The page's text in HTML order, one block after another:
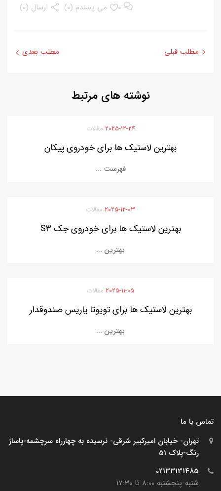
0 می پسندم (0
) ارسال (0)
مطلب قبلی مطلب بعدی
نوشته های مرتبط
2025-12-24 مقالات
بهترین لاستیک ها برای خودروی پیکان
فهرست ...
2025-12-03 مقالات
بهترین لاستیک ها برای خودروی جک S3
بهترین ...
2025-11-05 مقالات
بهترین لاستیک ها برای تویوتا یاریس صندوقدار
بهترین ...
تماس با ما
تهران- خیابان امیرکبیر شرقی- نرسیده به چهارراه سرچشمه-پاساژ
رنگ-پلاک 51
02133131485
شنبه-پنجشنبه 8:00 تا 17:30